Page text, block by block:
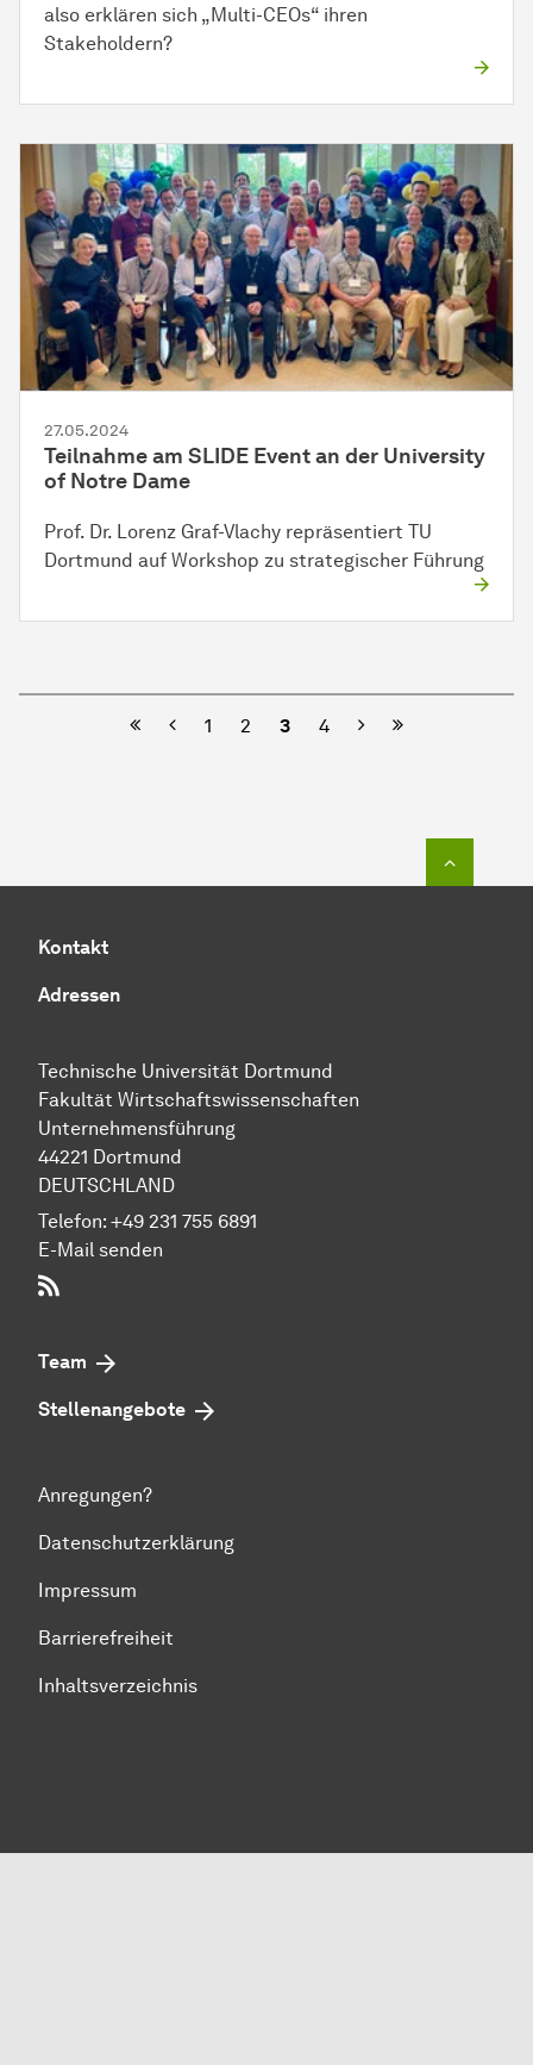
also erklären sich „Multi-CEOs“ ihren
Stakeholdern?
27.05.2024
Teilnahme am SLIDE Event an der University
of Notre Dame
Prof. Dr. Lorenz Graf-Vlachy repräsentiert TU
Dortmund auf Workshop zu strategischer Führung
Vorherige
1 2 3 4 Nächste
Kontakt
Adressen
Technische Uni­ver­si­tät Dort­mund
Fakultät Wirtschafts­wissen­schaften
Unternehmensführung
44221 Dort­mund
DEUTSCHLAND
Telefon: +49 231 755 6891
E-Mail senden
Team
Stellenangebote
Anregungen?
Datenschutzerklärung
Impressum
Barrierefreiheit
Inhaltsverzeichnis